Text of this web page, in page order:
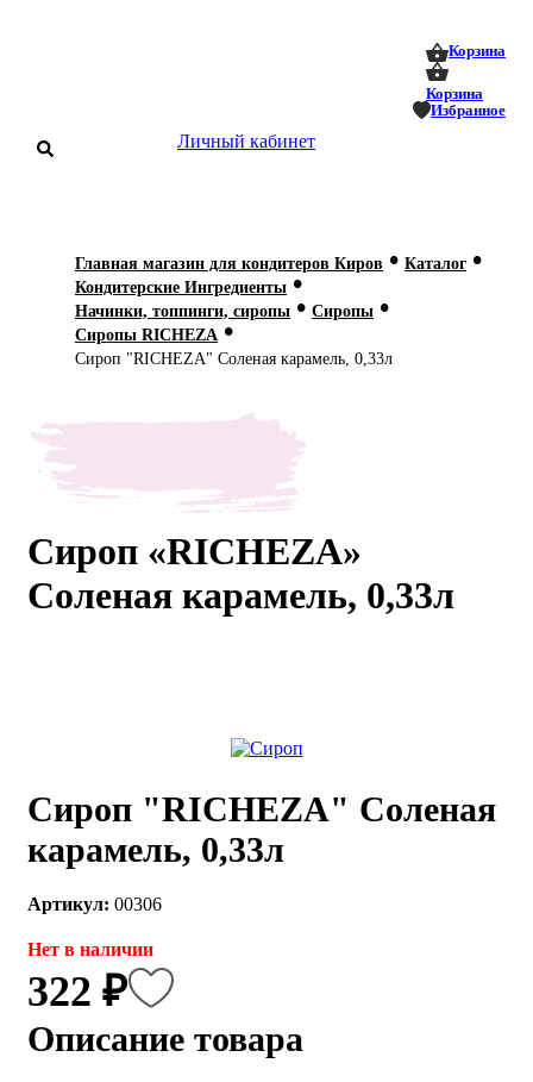
Корзина
Корзина
Избранное
Личный кабинет
Мастер-
классы
256-54-
Главная магазин для кондитеров Киров • Каталог •
Кондитерские Ингредиенты •
Начинки, топпинги, сиропы • Сиропы •
Сиропы RICHEZA •
Сироп "RICHEZA" Соленая карамель, 0,33л
Сироп «RICHEZA»
Соленая карамель, 0,33л
Сироп "RICHEZA" Соленая
карамель, 0,33л
Артикул: 00306
Нет в наличии
322 ₽
Описание товара